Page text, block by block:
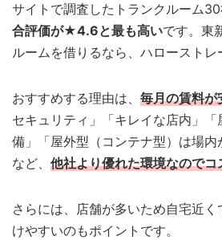
サイトで調査したトランクルーム30
合評価が★4.6と最も高いです。東
ルームを借りるなら、ハローストレ
おすすめする理由は、 毎月の賃料が
セキュリティ」「キレイな店内」
備」「屋外型（コンテナ型）は場内
など、 他社より優れた環境なのでコ
さらには、店舗が多いため自宅近
けやすいのもポイントです。